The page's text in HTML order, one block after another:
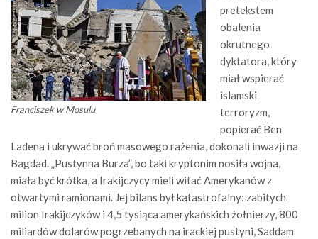
Franciszek w Mosulu
pretekstem
obalenia
okrutnego
dyktatora, który
miał wspierać
islamski
terroryzm,
popierać Ben
Ladena i ukrywać broń masowego rażenia, dokonali inwazji na
Bagdad. „Pustynna Burza”, bo taki kryptonim nosiła wojna,
miała być krótka, a Irakijczycy mieli witać Amerykanów z
otwartymi ramionami. Jej bilans był katastrofalny: zabitych
milion Irakijczyków i 4,5 tysiąca amerykańskich żołnierzy, 800
miliardów dolarów pogrzebanych na irackiej pustyni, Saddam